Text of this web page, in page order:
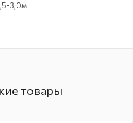
3,0м
товары